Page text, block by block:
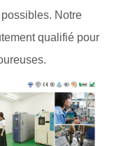
Notre
qualifié pour